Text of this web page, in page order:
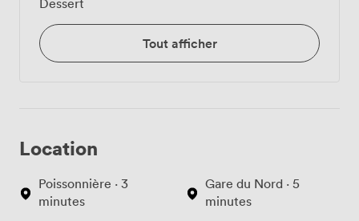
Tout afficher
Location
Poissonnière · 3
minutes
Gare du Nord · 5
minutes